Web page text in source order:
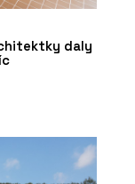
daly